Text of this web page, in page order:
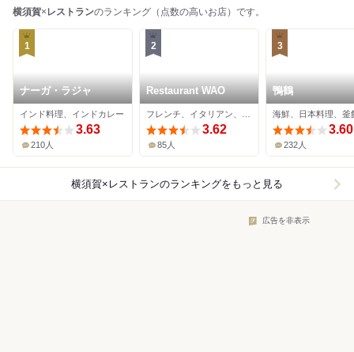
横須賀× レストランのランキング（点数の高いお店）です。
1
ナーガ・ラジャ
インド料理、インドカレー
3.63
210人
2
Restaurant WAO
3.62
85人
3
鴨鶴
海鮮、日本料理、釜
3.60
232人
横須賀×レストランのランキングをもっと見る
広告を非表示